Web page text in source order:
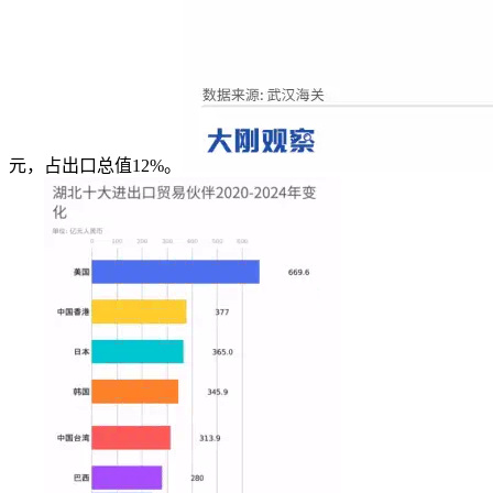
元，占出口总值12%。